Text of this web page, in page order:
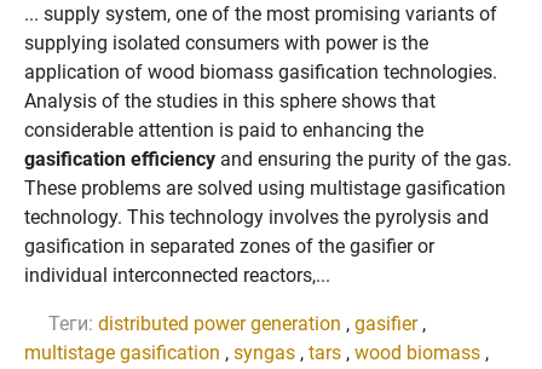
... supply system, one of the most promising variants of
supplying isolated consumers with power is the
application of wood biomass gasification technologies.
Analysis of the studies in this sphere shows that
considerable attention is paid to enhancing the
gasification efficiency and ensuring the purity of the gas.
These problems are solved using multistage gasification
technology. This technology involves the pyrolysis and
gasification in separated zones of the gasifier or
individual interconnected reactors,...
Теги: distributed power generation , gasifier,
multistage gasification , syngas , tars , wood biomass ,